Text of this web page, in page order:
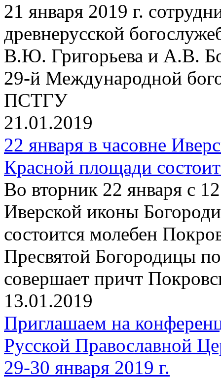
21 января 2019 г.
древнерусской
В.Ю. Григорьева и А.В.
29-й Международной
ПСТГУ
21.01.2019
22 января в часовне
Красной площади
Во вторник 22 января с
Иверской иконы
состоится молебен
Пресвятой Богородицы
совершает причт
13.01.2019
Приглашаем на
Русской Православной
29-30 января 2019 г.